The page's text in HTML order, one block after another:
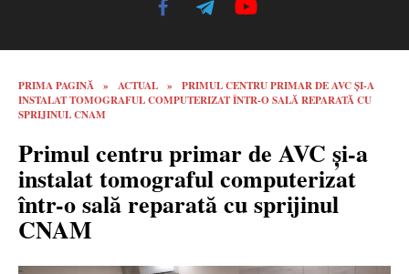
PRIMA PAGINĂ » ACTUAL »
PRIMUL CENTRU PRIMAR DE AVC ȘI-A
INSTALAT TOMOGRAFUL COMPUTERIZAT ÎNTR-O SALĂ REPARATĂ CU
SPRIJINUL CNAM
Primul centru primar de AVC și-a
instalat tomograful computerizat
într-o sală reparată cu sprijinul
CNAM